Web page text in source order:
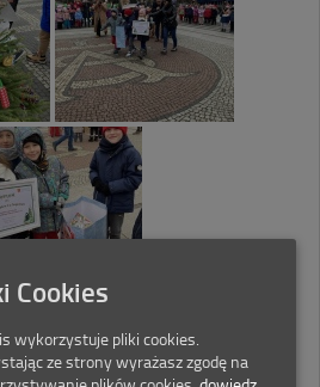
Cookies
wykorzystuje pliki cookies.
ze strony wyrażasz zgodę na